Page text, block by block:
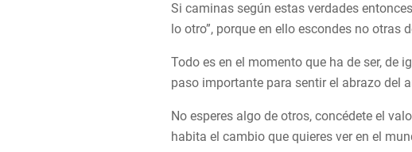
Si caminas según estas verdades
lo otro”, porque en ello escondes no
Todo es en el momento que ha de ser, de
paso importante para sentir el abrazo del
No esperes algo de otros, concédete el
habita el cambio que quieres ver en el